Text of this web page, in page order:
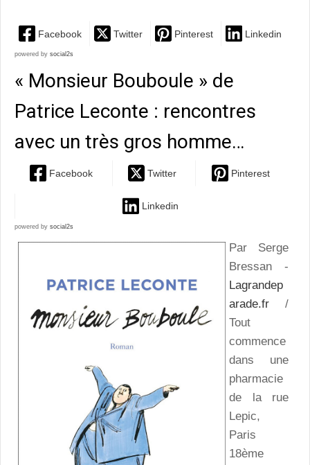
Facebook Twitter Pinterest Linkedin
powered by social2s
« Monsieur Bouboule » de
Patrice Leconte : rencontres
avec un très gros homme…
Facebook Twitter Pinterest
Linkedin
powered by social2s
Par Serge
Bressan -
Lagrandep
arade.fr /
Tout
commence
dans une
pharmacie
de la rue
Lepic,
Paris
18ème